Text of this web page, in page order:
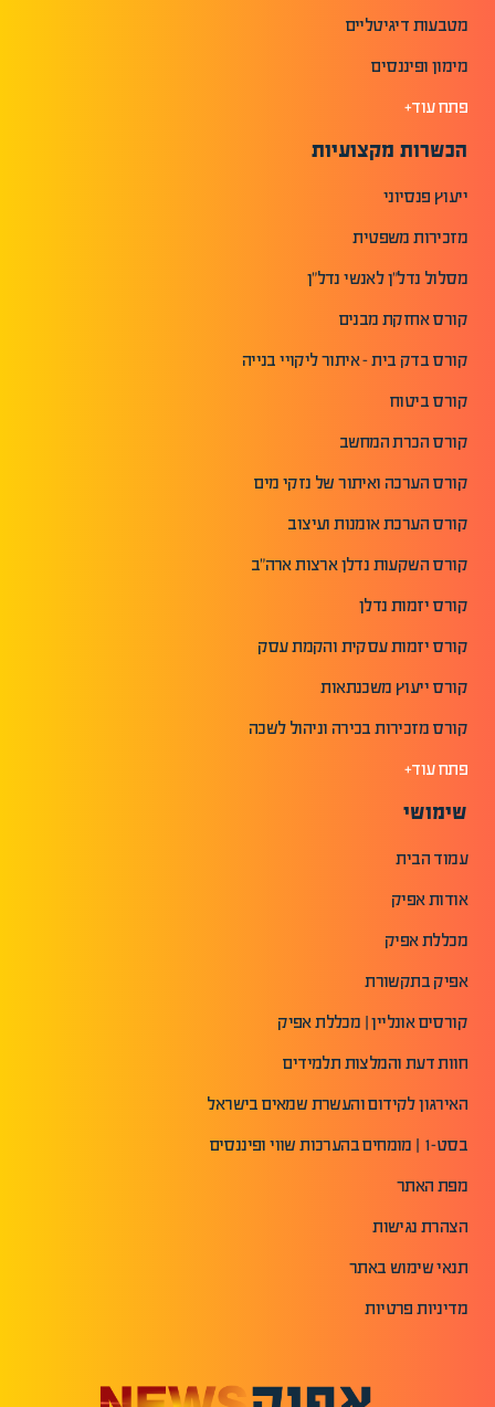
מטבעות דיגיטליים
מימון ופיננסים
פתח עוד+
הכשרות מקצועיות
ייעוץ פנסיוני
מזכירות משפטית
מסלול נדל"ן לאנשי נדל"ן
קורס אחזקת מבנים
קורס בדק בית - איתור ליקויי בנייה
קורס ביטוח
קורס הכרת המחשב
קורס הערכה ואיתור של נזקי מים
קורס הערכת אומנות ועיצוב
קורס השקעות נדלן ארצות ארה"ב
קורס יזמות נדלן
קורס יזמות עסקית והקמת עסק
קורס ייעוץ משכנתאות
קורס מזכירות בכירה וניהול לשכה
פתח עוד+
שימושי
עמוד הבית
אודות אפיק
מכללת אפיק
אפיק בתקשורת
קורסים אונליין | מכללת אפיק
חוות דעת והמלצות תלמידים
האירגון לקידום והעשרת שמאים בישראל
בסט-1 | מומחים בהערכות שווי ופיננסים
מפת האתר
הצהרת נגישות
תנאי שימוש באתר
מדיניות פרטיות